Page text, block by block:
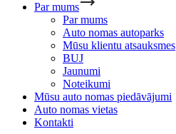
Par mums
Par mums
Auto nomas autoparks
Mūsu klientu atsauksmes
BUJ
Jaunumi
Noteikumi
Mūsu auto nomas piedāvājumi
Auto nomas vietas
Kontakti